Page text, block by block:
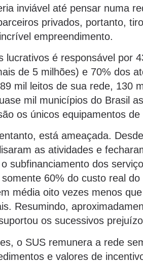
inviável até pensar numa
privados, portanto,
empreendimento.
lucrativos é responsável por
de 5 milhões) e 70% dos
mil leitos de sua rede, 130
mil municípios do Brasil
os únicos equipamentos
está ameaçada.
as atividades e
subfinanciamento dos
60% do custo real
média oito vezes menos
Resumindo,
os sucessivos
o SUS remunera a rede
e valores de